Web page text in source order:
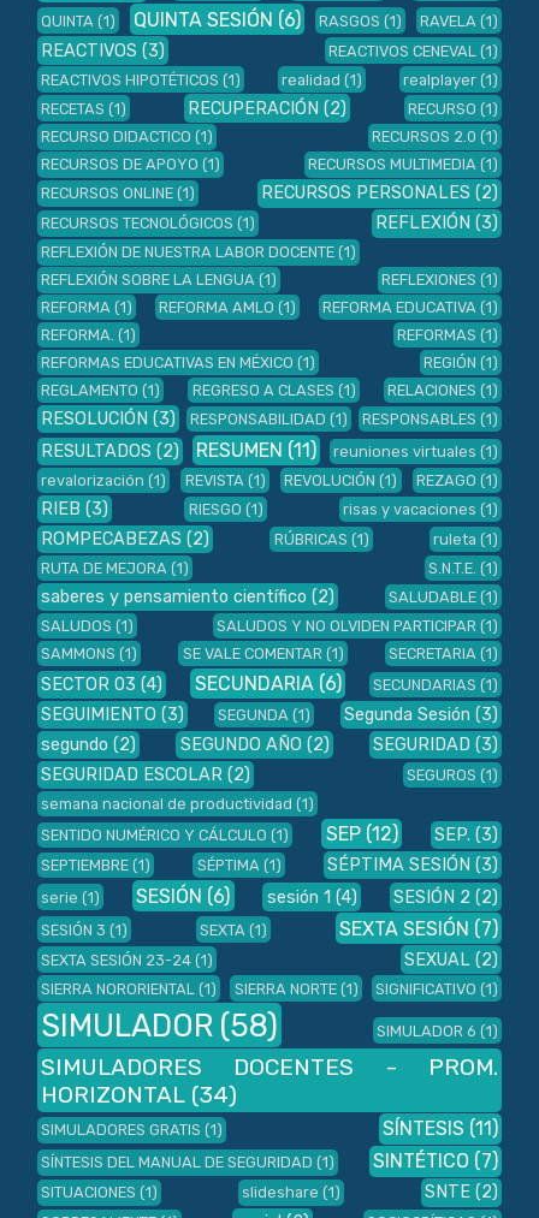
QUINTA (1) QUINTA SESIÓN (6) RASGOS (1) RAVELA (1)
REACTIVOS (3) REACTIVOS CENEVAL (1)
REACTIVOS HIPOTÉTICOS (1) realidad (1) realplayer (1)
RECETAS (1) RECUPERACIÓN (2) RECURSO (1)
RECURSO DIDACTICO (1) RECURSOS 2.0 (1)
RECURSOS DE APOYO (1) RECURSOS MULTIMEDIA (1)
RECURSOS ONLINE (1) RECURSOS PERSONALES (2)
RECURSOS TECNOLÓGICOS (1) REFLEXIÓN (3)
REFLEXIÓN DE NUESTRA LABOR DOCENTE (1)
REFLEXIÓN SOBRE LA LENGUA (1) REFLEXIONES (1)
REFORMA (1) REFORMA AMLO (1) REFORMA EDUCATIVA (1)
REFORMA. (1) REFORMAS (1)
REFORMAS EDUCATIVAS EN MÉXICO (1) REGIÓN (1)
REGLAMENTO (1) REGRESO A CLASES (1) RELACIONES (1)
RESOLUCIÓN (3) RESPONSABILIDAD (1) RESPONSABLES (1)
RESULTADOS (2) RESUMEN (11) reuniones virtuales (1)
revalorización (1) REVISTA (1) REVOLUCIÓN (1) REZAGO (1)
RIEB (3) RIESGO (1) risas y vacaciones (1)
ROMPECABEZAS (2) RÚBRICAS (1) ruleta (1)
RUTA DE MEJORA (1) S.N.T.E. (1)
saberes y pensamiento científico (2) SALUDABLE (1)
SALUDOS (1) SALUDOS Y NO OLVIDEN PARTICIPAR (1)
SAMMONS (1) SE VALE COMENTAR (1) SECRETARIA (1)
SECTOR 03 (4) SECUNDARIA (6) SECUNDARIAS (1)
SEGUIMIENTO (3) SEGUNDA (1) Segunda Sesión (3)
segundo (2) SEGUNDO AÑO (2) SEGURIDAD (3)
SEGURIDAD ESCOLAR (2) SEGUROS (1)
semana nacional de productividad (1)
SENTIDO NUMÉRICO Y CÁLCULO (1) SEP (12) SEP. (3)
SEPTIEMBRE (1) SÉPTIMA (1) SÉPTIMA SESIÓN (3)
serie (1) SESIÓN (6) sesión 1 (4) SESIÓN 2 (2)
SESIÓN 3 (1) SEXTA (1) SEXTA SESIÓN (7)
SEXTA SESIÓN 23-24 (1) SEXUAL (2)
SIERRA NORORIENTAL (1) SIERRA NORTE (1) SIGNIFICATIVO (1)
SIMULADOR (58) SIMULADOR 6 (1)
SIMULADORES DOCENTES - PROM.
HORIZONTAL (34)
SIMULADORES GRATIS (1) SÍNTESIS (11)
SÍNTESIS DEL MANUAL DE SEGURIDAD (1) SINTÉTICO (7)
SITUACIONES (1) slideshare (1) SNTE (2)